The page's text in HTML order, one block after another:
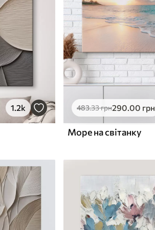
1.2k 483.33грн290.00 грн
Море на світанку